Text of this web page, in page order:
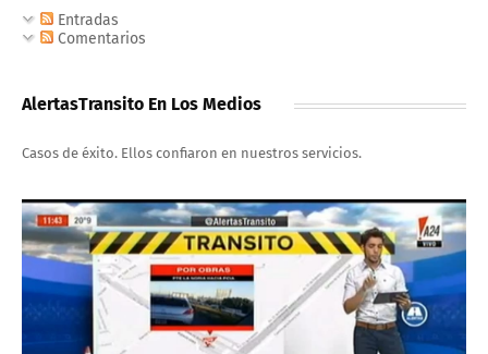
Entradas
Comentarios
AlertasTransito En Los Medios
Casos de éxito. Ellos confiaron en nuestros servicios.